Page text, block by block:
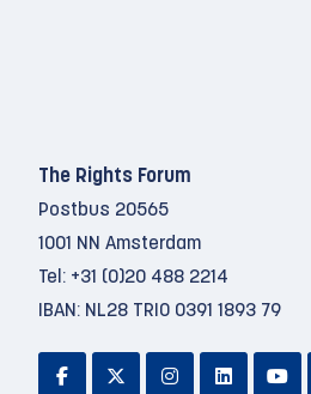
The Rights Forum
Postbus 20565
1001 NN Amsterdam
Tel: +31 (0)20 488 2214
IBAN: NL28 TRIO 0391 1893 79